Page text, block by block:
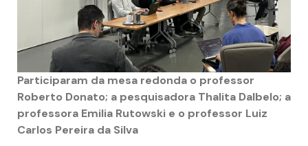
Participaram da mesa redonda o professor
Roberto Donato; a pesquisadora Thalita Dalbelo; a
professora Emilia Rutowski e o professor Luiz
Carlos Pereira da Silva